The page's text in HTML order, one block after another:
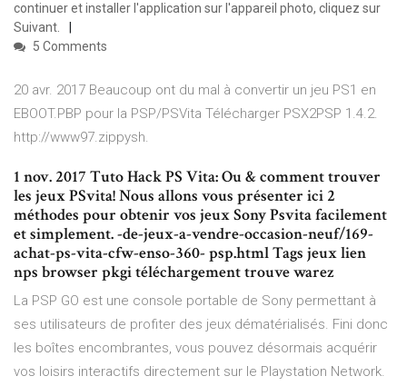
continuer et installer l'application sur l'appareil photo, cliquez sur
Suivant.
5 Comments
20 avr. 2017 Beaucoup ont du mal à convertir un jeu PS1 en
EBOOT.PBP pour la PSP/PSVita Télécharger PSX2PSP 1.4.2.
http://www97.zippysh.
1 nov. 2017 Tuto Hack PS Vita: Ou & comment trouver
les jeux PSvita! Nous allons vous présenter ici 2
méthodes pour obtenir vos jeux Sony Psvita facilement
et simplement. -de-jeux-a-vendre-occasion-neuf/169-
achat-ps-vita-cfw-enso-360- psp.html Tags jeux lien
nps browser pkgi téléchargement trouve warez
La PSP GO est une console portable de Sony permettant à
ses utilisateurs de profiter des jeux dématérialisés. Fini donc
les boîtes encombrantes, vous pouvez désormais acquérir
vos loisirs interactifs directement sur le Playstation Network.